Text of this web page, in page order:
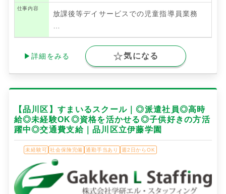
仕事内容
放課後等デイサービスでの児童指導員業務
▶詳細をみる 気になる
【品川区】すまいるスクール｜◎派遣社員◎高時
給◎未経験OK◎資格を活かせる◎子供好きの方活
躍中◎交通費支給｜品川区立伊藤学園
未経験可 社会保険完備 通勤手当あり 週2日からOK